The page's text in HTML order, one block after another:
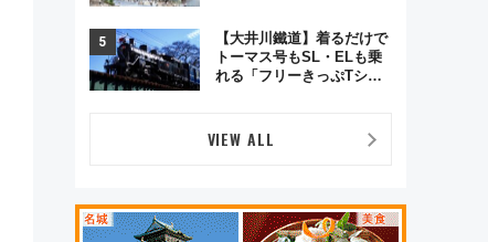
変わる？ 全テナント情報も
公開！
【大井川鐵道】着るだけで
トーマス号もSL・ELも乗
れる「フリーきっぷTシャ
VIEW ALL